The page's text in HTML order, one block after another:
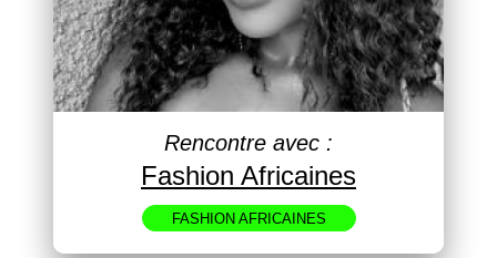
Rencontre avec :
Fashion Africaines
FASHION AFRICAINES